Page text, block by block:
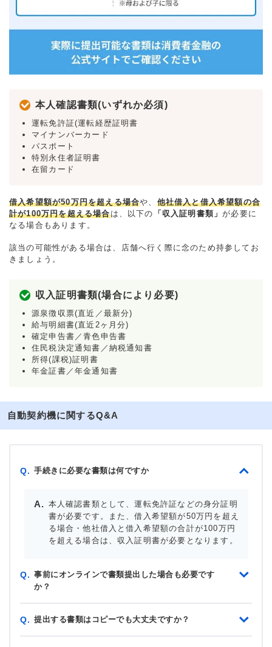
本人確認書類(いずれか必須)
運転免許証(運転経歴証明書
マイナンバーカード
パスポート
特別永住者証明書
在留カード
借入希望額が50万円を超える場合や、 他社借入と借入希望額の合
計が100万円を超える場合は、以下の 「収入証明書類」が必要に
なる場合もあります。
該当の可能性がある場合は、店舗へ行く際に念のため持参してお
きましょう。
収入証明書類(場合により必要)
源泉徴収票(直近／最新分)
給与明細書(直近2ヶ月分)
確定申告書／青色申告書
住民税決定通知書／納税通知書
所得(課税)証明書
年金証書／年金通知書
自動契約機に関するQ&A
Q. 手続きに必要な書類は何ですか
本人確認書類として、運転免許証などの身分証明
書が必要です。また、借入希望額が50万円を超え
る場合・他社借入と借入希望額の合計が100万円
を超える場合は、収入証明書が必要となります。
Q. 事前にオンラインで書類提出した場合も必要です
か？
Q. 提出する書類はコピーでも大丈夫ですか？